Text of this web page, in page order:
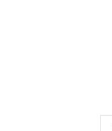
CRB
PINK/SILVER